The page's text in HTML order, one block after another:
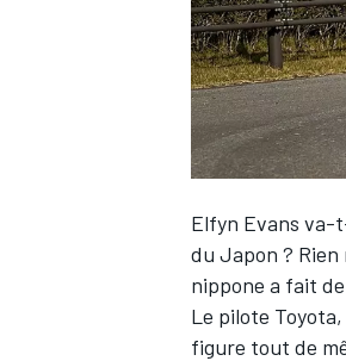
WEC
Elfyn Evans va-
du Japon ? Rien
nippone a fait
Le pilote
figure tout de